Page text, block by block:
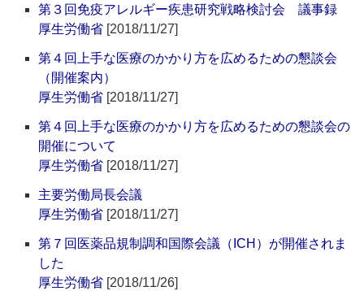
第３回免疫アレルギー疾患研究戦略検討会 議事録
厚生労働省 [2018/11/27]
第４回上手な医療のかかり方を広めるための懇談会
（開催案内）
厚生労働省 [2018/11/27]
第４回上手な医療のかかり方を広めるための懇談会の
開催について
厚生労働省 [2018/11/27]
主要労働局長会議
厚生労働省 [2018/11/27]
第７回医薬品規制調和国際会議（ICH）が開催されま
した
厚生労働省 [2018/11/26]